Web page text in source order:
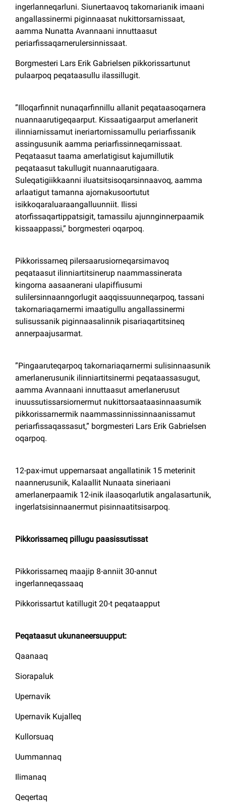
ingerlanneqarluni. Siunertaavoq takornarianik imaani
angallassinermi piginnaasat nukittorsarnissaat,
aamma Nunatta Avannaani innuttaasut
periarfissaqarnerulersinnissaat.
Borgmesteri Lars Erik Gabrielsen pikkorissartunut
pulaarpoq peqataasullu ilassillugit.
”Illoqarfinnit nunaqarfinnillu allanit peqataasoqarnera
nuannaarutigeqaarput. Kissaatigaarput amerlanerit
ilinniarnissamut ineriartornissamullu periarfissanik
assingusunik aamma periarfissinneqarnissaat.
Peqataasut taama amerlatigisut kajumillutik
peqataasut takullugit nuannaarutigaara.
Suleqatigiikkaanni iluatsitsisoqarsinnaavoq, aamma
arlaatigut tamanna ajornakusoortutut
isikkoqaraluaraangalluunniit. Ilissi
atorfissaqartippatsigit, tamassilu ajunnginnerpaamik
kissaappassi,” borgmesteri oqarpoq.
Pikkorissarneq pilersaarusiorneqarsimavoq
peqataasut ilinniartitsinerup naammassinerata
kingorna aasaanerani ulapiffiusumi
sulilersinnaanngorlugit aaqqissuunneqarpoq, tassani
takornariaqarnermi imaatigullu angallassinermi
sulisussanik piginnaasalinnik pisariaqartitsineq
annerpaajusarmat.
”Pingaaruteqarpoq takornariaqarnermi sulisinnaasunik
amerlanerusunik ilinniartitsinermi peqataassasugut,
aamma Avannaani innuttaasut amerlanerusut
inuussutissarsiornermut nukittorsaataasinnaasumik
pikkorissarnermik naammassinnissinnaanissamut
periarfissaqassasut,” borgmesteri Lars Erik Gabrielsen
oqarpoq.
12-pax-imut uppernarsaat angallatinik 15 meterinit
naannerusunik, Kalaallit Nunaata sineriaani
amerlanerpaamik 12-inik ilaasoqarlutik angalasartunik,
ingerlatsisinnaanermut pisinnaatitsisarpoq.
Pikkorissarneq pillugu paasissutissat
Pikkorissarneq maajip 8-anniit 30-annut
ingerlanneqassaaq
Pikkorissartut katillugit 20-t peqataapput
Peqataasut ukunaneersuupput:
Qaanaaq
Siorapaluk
Upernavik
Upernavik Kujalleq
Kullorsuaq
Uummannaq
Ilimanaq
Qeqertaq